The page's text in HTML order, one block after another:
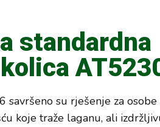
standardna
savršeno su rješenje za osobe
koje traže laganu, ali